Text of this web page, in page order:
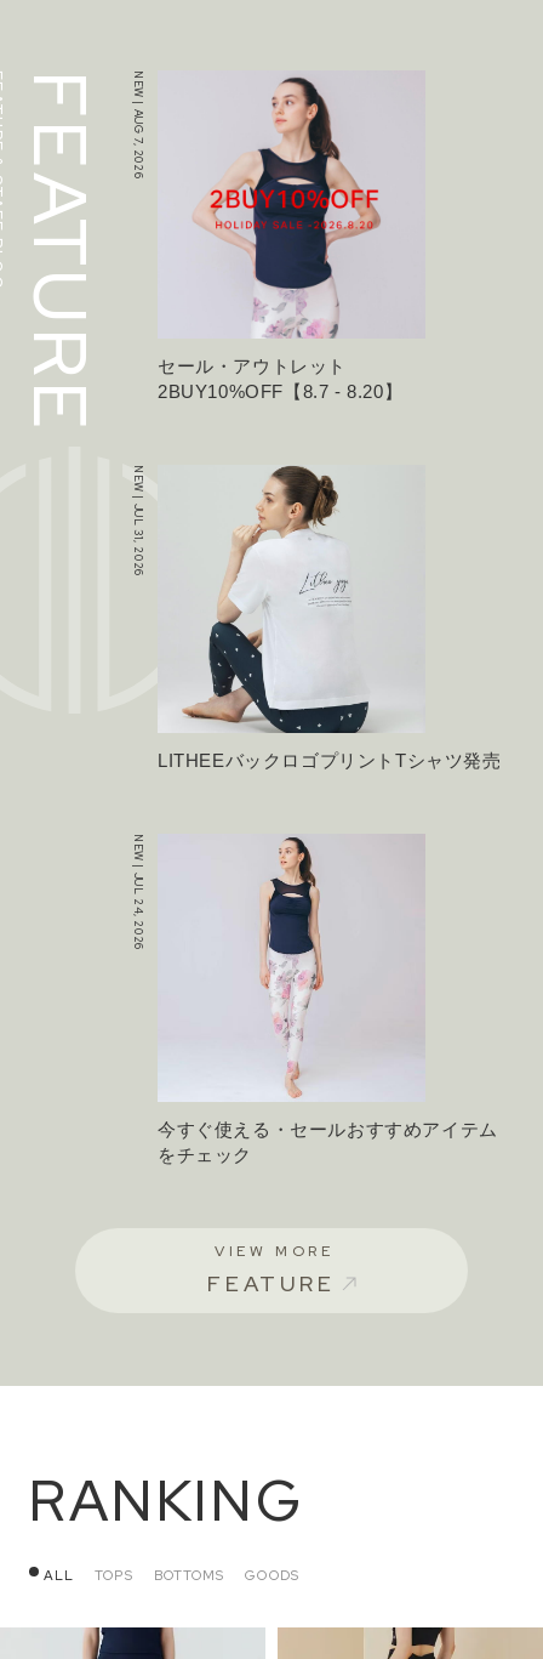
FEATURE NEW | AUG 7, 2026
セール・アウトレット
2BUY10%OFF【8.7 - 8.20】
NEW | JUL 31, 2026
LITHEEバックロゴプリントTシャツ発売
NEW | JUL 24, 2026
今すぐ使える・セールおすすめアイテム
をチェック
VIEW MORE
FEATURE
RANKING
ALL TOPS BOTTOMS GOODS